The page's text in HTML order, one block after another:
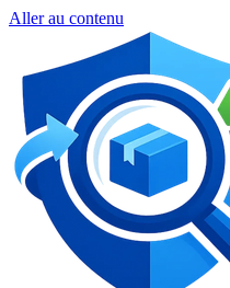
Aller au contenu